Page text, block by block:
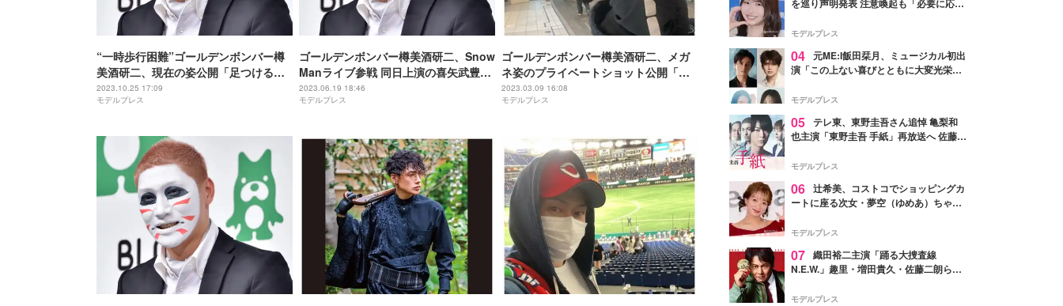
“一時歩行困難”ゴールデンボンバー樽
美酒研二、現在の姿公開「足つけるよ
うになった」
2023.10.25 17:09
モデルプレス
ゴールデンボンバー樽美酒研二、Snow
Manライブ参戦 同日上演の喜矢武豊舞
台は観劇せず「バレないようにしなき
ゃ」
2023.06.19 18:46
モデルプレス
ゴールデンボンバー樽美酒研二、メガ
ネ姿のプライベートショット公開「カ
ッコよすぎる」「髪くるくるで可愛
い」の声
2023.03.09 16:08
モデルプレス
を巡り声明発表 注意喚起も「必要に応じ
モデルプレス
04 元ME:I飯田栞月、ミュージカル初出
演「この上ない喜びとともに大変光栄」
ャスト発表
モデルプレス
05 テレ東、東野圭吾さん追悼 亀梨和
也主演「東野圭吾 手紙」再放送へ 佐藤隆
モデルプレス
06 辻希美、コストコでショッピングカ
ートに座る次女・夢空（ゆめあ）ちゃん
ぎ」「成長を感じる」の声
モデルプレス
07 織田裕二主演「踊る大捜査線
N.E.W.」趣里・増田貴久・佐藤二朗ら新
徴する“謎のキーワード”も
モデルプレス